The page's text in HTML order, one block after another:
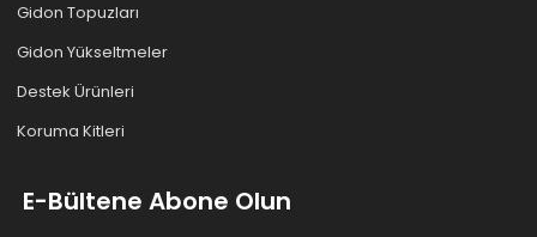
Gidon Topuzları
Gidon Yükseltmeler
Destek Ürünleri
Koruma Kitleri
E-Bültene Abone Olun